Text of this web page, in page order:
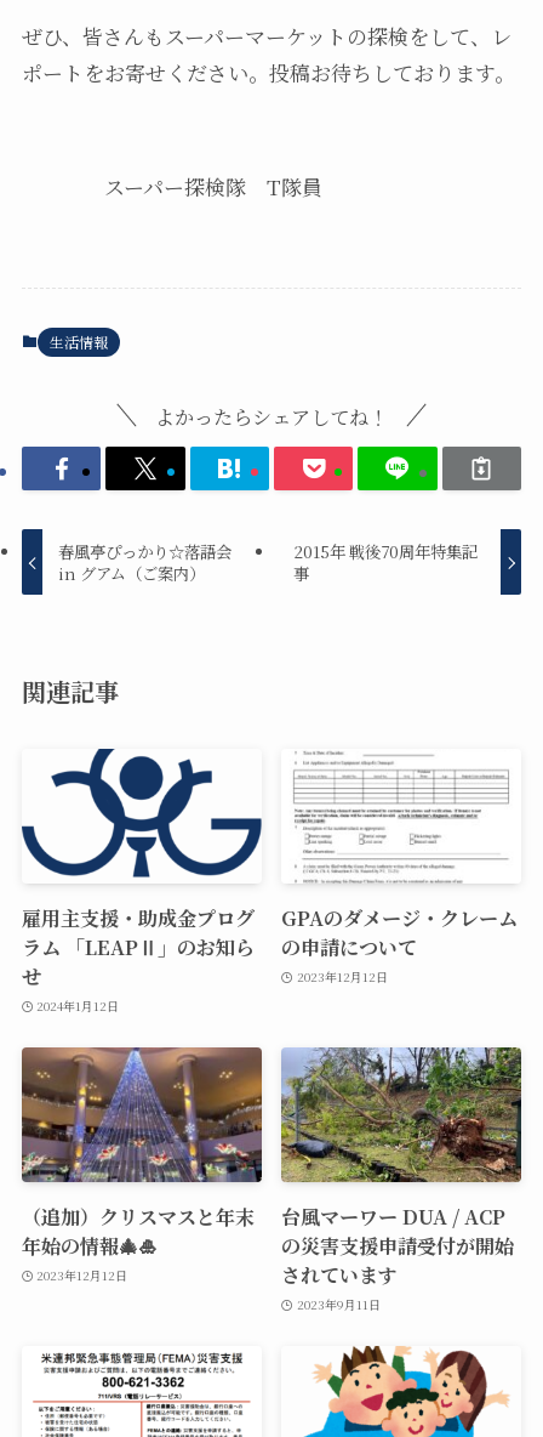
ぜひ、皆さんもスーパーマーケットの探検をして、レ
ポートをお寄せください。投稿お待ちしております。
スーパー探検隊 T隊員
生活情報
よかったらシェアしてね！
春風亭ぴっかり☆落語会
in グアム（ご案内）
2015年 戦後70周年特集記
事
関連記事
雇用主支援・助成金プログ
ラム 「LEAPⅡ」のお知ら
せ
2024年1月12日
GPAのダメージ・クレーム
の申請について
2023年12月12日
（追加）クリスマスと年末
年始の情報🎄🎍
2023年12月12日
台風マーワー DUA / ACP
の災害支援申請受付が開始
されています
2023年9月11日